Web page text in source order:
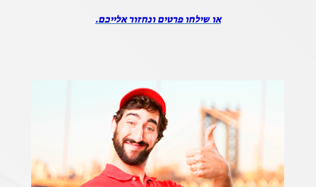
או שילחו פרטים ונחזור אלייכם.